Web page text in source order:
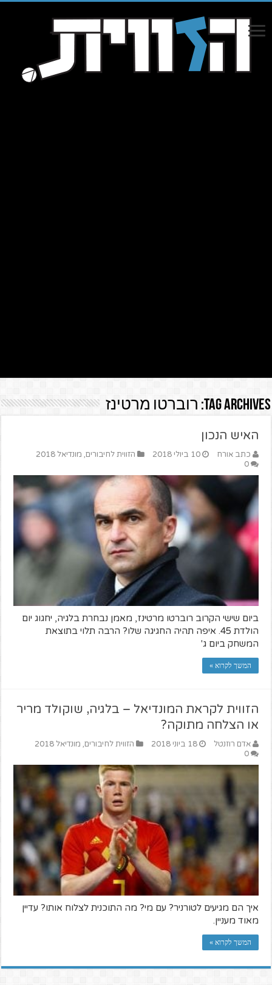
Tag Archives: רוברטו מרטינז
האיש הנכון
כתב אורח 10 ביולי 2018 הזווית לחיבורים, מונדיאל 2018
0
ביום שישי הקרוב רוברטו מרטינז, מאמן נבחרת בלגיה, יחגוג יום
הולדת 45. איפה תהיה החגיגה שלו? הרבה תלוי בתוצאת
המשחק ביום ג'
המשך לקרוא »
הזווית לקראת המונדיאל – בלגיה, שוקולד מריר
או הצלחה מתוקה?
אדם רוזנטל 18 ביוני 2018 הזווית לחיבורים, מונדיאל 2018
0
איך הם מגיעים לטורניר? עם מי? מה התוכנית לצלוח אותו? עדיין
מאוד מעניין.
המשך לקרוא »